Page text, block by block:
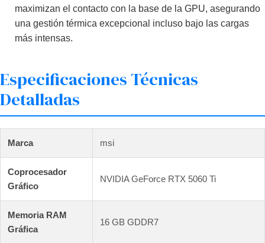
maximizan el contacto con la base de la GPU, asegurando
una gestión térmica excepcional incluso bajo las cargas
más intensas.
Especificaciones Técnicas
Detalladas
Marca msi
Coprocesador
Gráfico
NVIDIA GeForce RTX 5060 Ti
Memoria RAM
Gráfica
16 GB GDDR7